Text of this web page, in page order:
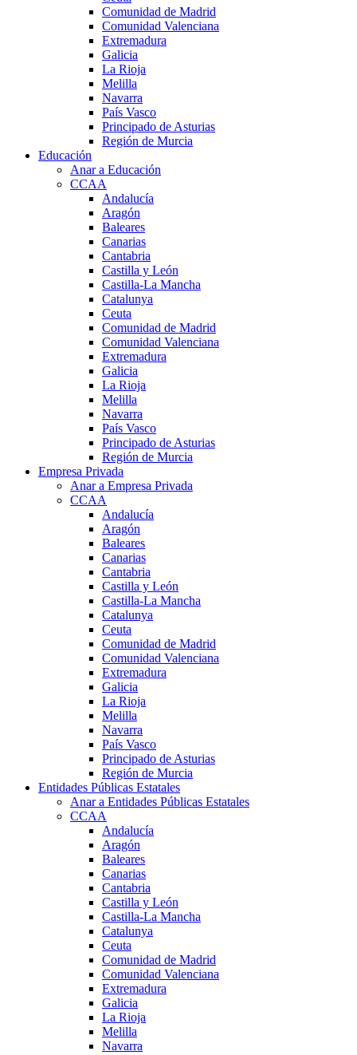
Comunidad de Madrid
Comunidad Valenciana
Extremadura
Galicia
La Rioja
Melilla
Navarra
País Vasco
Principado de Asturias
Región de Murcia
Educación
Anar a Educación
CCAA
Andalucía
Aragón
Baleares
Canarias
Cantabria
Castilla y León
Castilla-La Mancha
Catalunya
Ceuta
Comunidad de Madrid
Comunidad Valenciana
Extremadura
Galicia
La Rioja
Melilla
Navarra
País Vasco
Principado de Asturias
Región de Murcia
Empresa Privada
Anar a Empresa Privada
CCAA
Andalucía
Aragón
Baleares
Canarias
Cantabria
Castilla y León
Castilla-La Mancha
Catalunya
Ceuta
Comunidad de Madrid
Comunidad Valenciana
Extremadura
Galicia
La Rioja
Melilla
Navarra
País Vasco
Principado de Asturias
Región de Murcia
Entidades Públicas Estatales
Anar a Entidades Públicas Estatales
CCAA
Andalucía
Aragón
Baleares
Canarias
Cantabria
Castilla y León
Castilla-La Mancha
Catalunya
Ceuta
Comunidad de Madrid
Comunidad Valenciana
Extremadura
Galicia
La Rioja
Melilla
Navarra